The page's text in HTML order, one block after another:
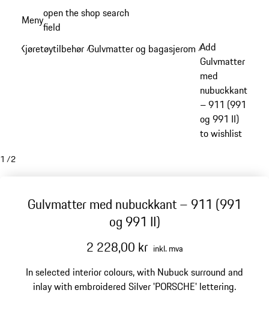
Menyopen the shop search
field
Kjøretøytilbehør /Gulvmatter og bagasjerom /Add
Gulvmatter
med
nubuckkant
– 911 (991
og 991 II)
to wishlist
1 /2
Gulvmatter med nubuckkant – 911 (991
og 991 II)
2 228,00 kr inkl. mva
In selected interior colours, with Nubuck surround and
inlay with embroidered Silver 'PORSCHE' lettering.